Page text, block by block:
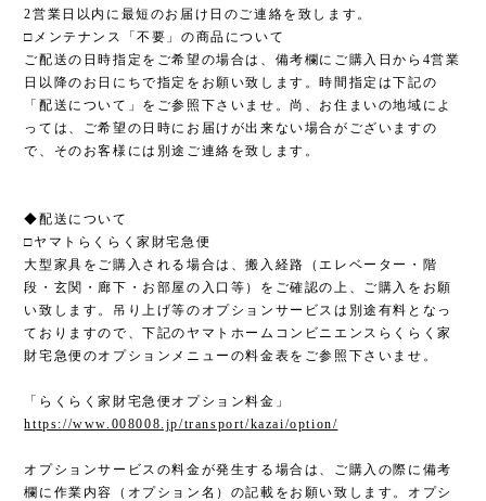
2営業日以内に最短のお届け日のご連絡を致します。
□メンテナンス「不要」の商品について
ご配送の日時指定をご希望の場合は、備考欄にご購入日から4営業
日以降のお日にちで指定をお願い致します。時間指定は下記の
「配送について」をご参照下さいませ。尚、お住まいの地域によ
っては、ご希望の日時にお届けが出来ない場合がございますの
で、そのお客様には別途ご連絡を致します。
◆配送について
□ヤマトらくらく家財宅急便
大型家具をご購入される場合は、搬入経路（エレベーター・階
段・玄関・廊下・お部屋の入口等）をご確認の上、ご購入をお願
い致します。吊り上げ等のオプションサービスは別途有料となっ
ておりますので、下記のヤマトホームコンビニエンスらくらく家
財宅急便のオプションメニューの料金表をご参照下さいませ。
「らくらく家財宅急便オプション料金」
https://www.008008.jp/transport/kazai/option/
オプションサービスの料金が発生する場合は、ご購入の際に備考
欄に作業内容（オプション名）の記載をお願い致します。オプシ